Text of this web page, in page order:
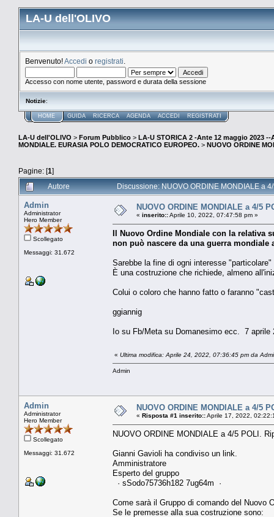
LA-U dell'OLIVO
Benvenuto!Accedi o registrati
Accesso con nome utente, password e durata della sessione
Notizie:
HOME GUIDA RICERCA AGENDA ACCEDI REGISTRATI
LA-U dell'OLIVO > Forum Pubblico > LA-U STORICA 2 -Ante 12 maggio 2023 --
MONDIALE. EURASIA POLO DEMOCRATICO EUROPEO. > NUOVO ORDINE
Pagine: [1]
Autore
Discussione: NUOVO ORDINE MONDIALE a
Admin
Administrator
Hero Member
Scollegato
Messaggi: 31.672
NUOVO ORDINE MONDIALE a 4/5
« inserito::Aprile 10, 2022, 07:47:58 pm »
Il Nuovo Ordine Mondiale con la relativa
non può nascere da una guerra mondiale
Sarebbe la fine di ogni interesse
È una costruzione che richiede, almeno
Colui o coloro che hanno fatto o faranno
ggiannig
Io su Fb/Meta su Domanesimo ecc. 7 aprile
« Ultima modifica: Aprile 24, 2022, 07:36:45 pm da
Admin
Admin
Administrator
Hero Member
Scollegato
Messaggi: 31.672
NUOVO ORDINE MONDIALE a 4/5
« Risposta #1 inserito::Aprile 17, 2022,
NUOVO ORDINE MONDIALE a 4/5 POLI.
Gianni Gavioli ha condiviso un link.
Amministratore
Esperto del gruppo
· sSodo75736h182 7ug64m ·
Come sarà il Gruppo di comando del Nuovo
Se le premesse alla sua costruzione sono: